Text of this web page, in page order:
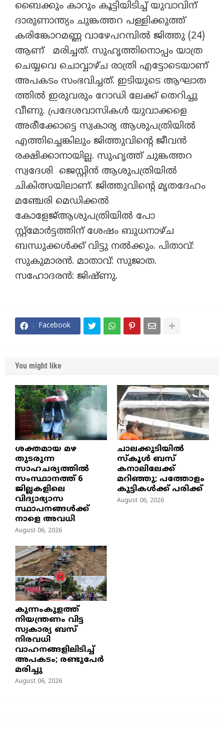
ബൈക്കും കാറും കൂട്ടിയിടിച്ച് യുവാവിന്
ദാരുണാന്ത്യം ചുങ്കത്തറ പള്ളിക്കുത്ത്
കരിങ്കോറമണ്ണ വാഴേപറമ്പിൽ ജിത്തു (24)
ആണ് മരിച്ചത്. സുഹൃത്തിനൊപ്പം യാത്ര
ചെയ്യവെ ചൊവ്വാഴ്ച രാത്രി എട്ടോടെയാണ്
അപകടം സംഭവിച്ചത്. ഇടിയുടെ ആഘാത
ത്തിൽ ഇരുവരും റോഡി ലേക്ക് തെറിച്ചു
വീണു. പ്രദേശവാസികൾ യുവാക്കളെ
അരീക്കോട്ടെ സ്വകാര്യ ആശുപത്രിയിൽ
എത്തിച്ചെങ്കിലും ജിത്തുവിൻ്റെ ജീവൻ
രക്ഷിക്കാനായില്ല. സുഹൃത്ത് ചുങ്കത്തറ
സ്വദേശി ജെസ്റ്റിൻ ആശുപത്രിയിൽ
ചികിത്സയിലാണ്. ജിത്തുവിന്റെ മൃതദേഹം
മഞ്ചേരി മെഡിക്കൽ
കോളേജ്ആശുപത്രിയിൽ പോ
സ്റ്റ്മോർട്ടത്തിന് ശേഷം ബുധനാഴ്ച
ബന്ധുക്കൾക്ക് വിട്ടു നൽക്കും. പിതാവ്:
സുകുമാരൻ. മാതാവ്: സുജാത.
സഹോദരൻ: ജിഷ്ണു.
Facebook
You might like
ശക്തമായ മഴ
തുടരുന്ന
സാഹചര്യത്തിൽ
സംസ്ഥാനത്ത് 6
ജില്ലകളിലെ
വിദ്യാഭ്യാസ
സ്ഥാപനങ്ങൾക്ക്
നാളെ അവധി
August 06, 2026
ചാലക്കുടിയിൽ
സ്കൂൾ ബസ്
കനാലിലേക്ക്
മറിഞ്ഞു; പത്തോളം
കുട്ടികൾക്ക് പരിക്ക്
August 06, 2026
കുന്നംകുളത്ത്
നിയന്ത്രണം വിട്ട
സ്വകാര്യ ബസ്
നിരവധി
വാഹനങ്ങളിലിടിച്ച്
അപകടം; രണ്ടുപേർ
മരിച്ചു
August 06, 2026